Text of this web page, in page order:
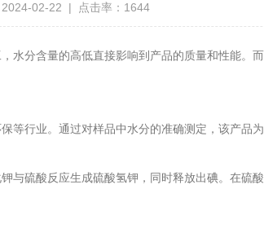
2024-02-22 | 点击率：1644
分含量的高低直接影响到产品的质量和性能。
行业。通过对样品中水分的准确测定，该产品
硫酸反应生成硫酸氢钾，同时释放出碘。在硫